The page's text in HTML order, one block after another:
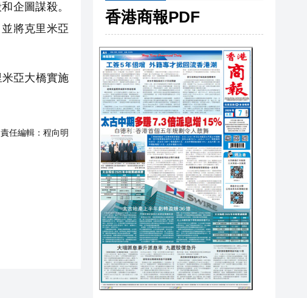
企圖謀殺。
將克里米亞
亞大橋實施
責任編輯： 程向明
香港商報PDF